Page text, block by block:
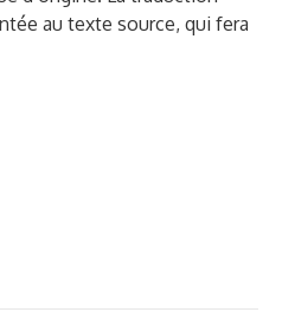
au texte source, qui fera